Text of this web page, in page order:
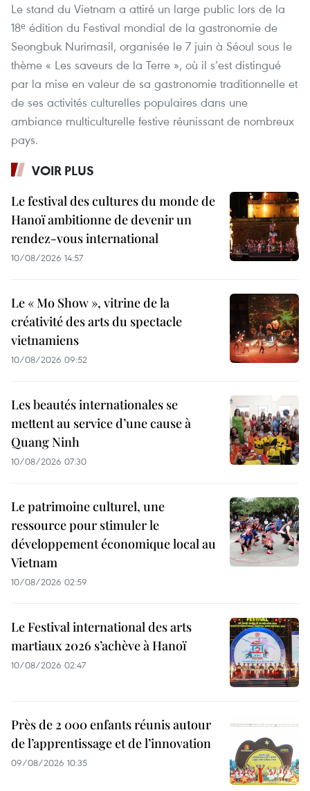
Le stand du Vietnam a attiré un large public lors de la
18ᵉ édition du Festival mondial de la gastronomie de
Seongbuk Nurimasil, organisée le 7 juin à Séoul sous le
thème « Les saveurs de la Terre », où il s’est distingué
par la mise en valeur de sa gastronomie traditionnelle et
de ses activités culturelles populaires dans une
ambiance multiculturelle festive réunissant de nombreux
pays.
VOIR PLUS
Le festival des cultures du monde de
Hanoï ambitionne de devenir un
rendez-vous international
10/08/2026 14:57
Le « Mo Show », vitrine de la
créativité des arts du spectacle
vietnamiens
10/08/2026 09:52
Les beautés internationales se
mettent au service d’une cause à
Quang Ninh
10/08/2026 07:30
Le patrimoine culturel, une
ressource pour stimuler le
développement économique local au
Vietnam
10/08/2026 02:59
Le Festival international des arts
martiaux 2026 s’achève à Hanoï
10/08/2026 02:47
Près de 2 000 enfants réunis autour
de l’apprentissage et de l’innovation
09/08/2026 10:35